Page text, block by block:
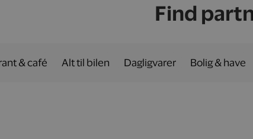
Find
& café Alt til bilen Dagligvarer Bolig & have